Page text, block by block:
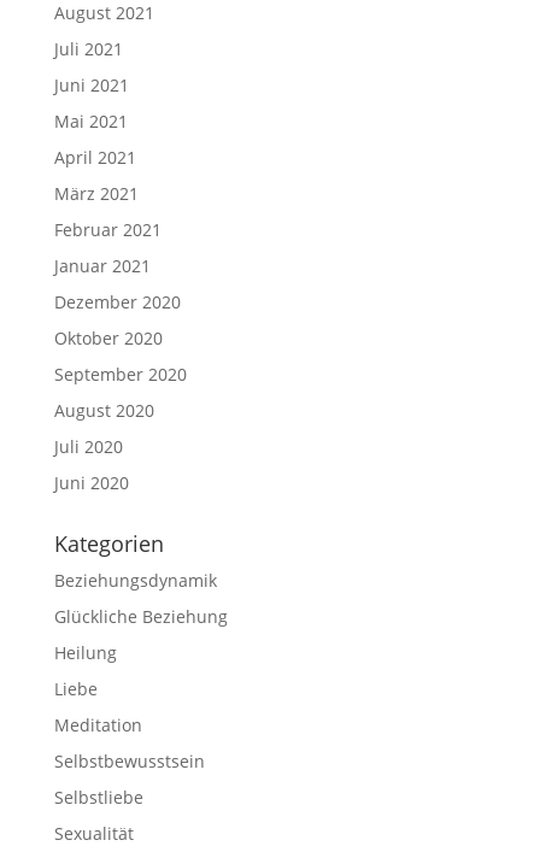
August 2021
Juli 2021
Juni 2021
Mai 2021
April 2021
März 2021
Februar 2021
Januar 2021
Dezember 2020
Oktober 2020
September 2020
August 2020
Juli 2020
Juni 2020
Kategorien
Beziehungsdynamik
Glückliche Beziehung
Heilung
Liebe
Meditation
Selbstbewusstsein
Selbstliebe
Sexualität